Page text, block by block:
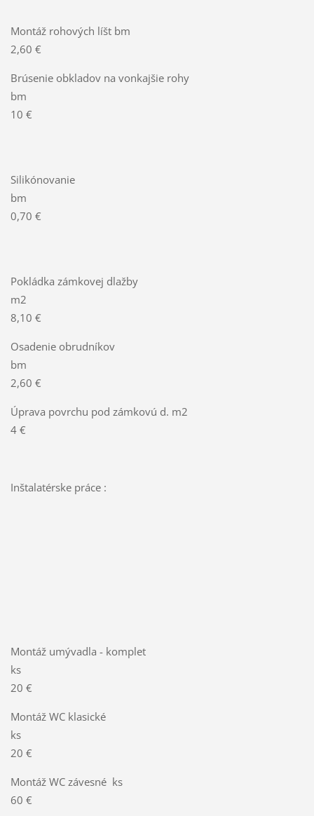
Montáž rohových líšt bm
2,60 €
Brúsenie obkladov na vonkajšie rohy
bm
10 €
Silikónovanie
bm
0,70 €
Pokládka zámkovej dlažby
m2
8,10 €
Osadenie obrudníkov
bm
2,60 €
Úprava povrchu pod zámkovú d. m2
4 €
Inštalatérske práce :
Montáž umývadla - komplet
ks
20 €
Montáž WC klasické
ks
20 €
Montáž WC závesné ks
60 €